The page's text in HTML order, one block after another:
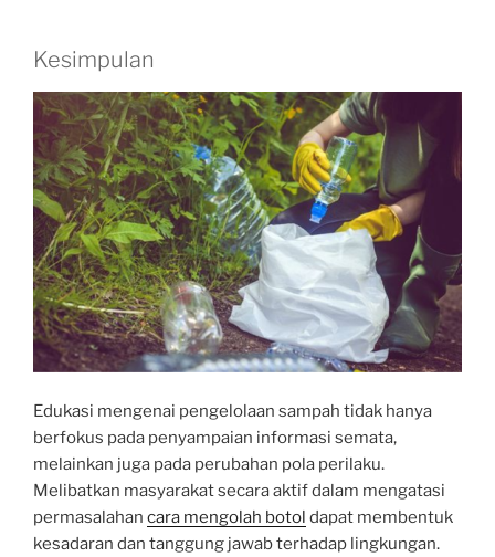
Kesimpulan
Edukasi mengenai pengelolaan sampah tidak hanya
berfokus pada penyampaian informasi semata,
melainkan juga pada perubahan pola perilaku.
Melibatkan masyarakat secara aktif dalam mengatasi
permasalahan cara mengolah botol dapat membentuk
kesadaran dan tanggung jawab terhadap lingkungan.